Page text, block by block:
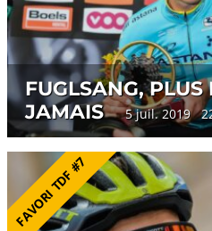
FUGLSANG,
JAMAIS
5 juil. 2019
FAVORI TDF #7